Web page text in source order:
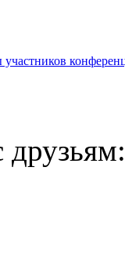
друзьям: